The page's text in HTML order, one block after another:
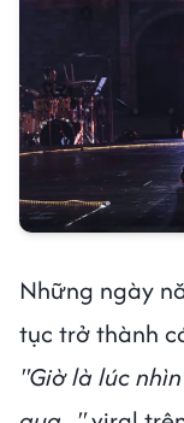
Những ngày
tục trở thành
"Giờ là lúc